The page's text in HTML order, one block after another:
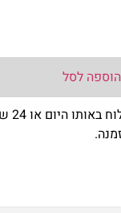
הוספה לסל
–